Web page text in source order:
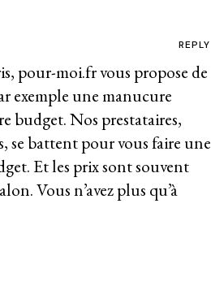
pour-moi.fr vous propose de
exemple une manucure
budget. Nos prestataires,
se battent pour vous faire une
Et les prix sont souvent
Vous n’avez plus qu’à
REPLY